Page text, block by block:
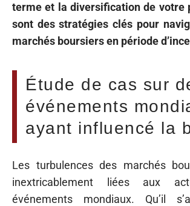
terme et la diversification de votre
sont des stratégies clés pour
marchés boursiers en période
Étude de cas sur
événements
ayant influencé la
Les turbulences des marchés
inextricablement liées aux
événements mondiaux. Qu’il